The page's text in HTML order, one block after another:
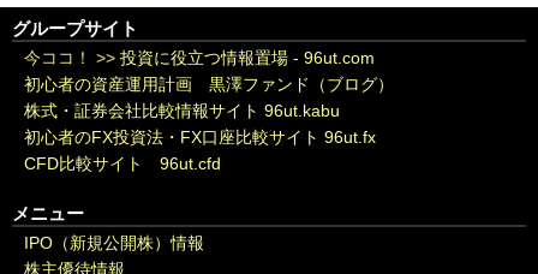
グループサイト
今ココ！ >> 投資に役立つ情報置場 - 96ut.com
初心者の資産運用計画 黒澤ファンド（ブログ）
株式・証券会社比較情報サイト 96ut.kabu
初心者のFX投資法・FX口座比較サイト 96ut.fx
CFD比較サイト 96ut.cfd
メニュー
IPO（新規公開株）情報
株主優待情報